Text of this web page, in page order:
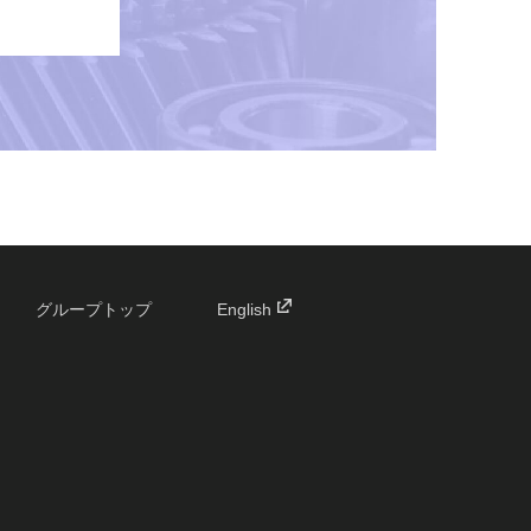
グループトップ English